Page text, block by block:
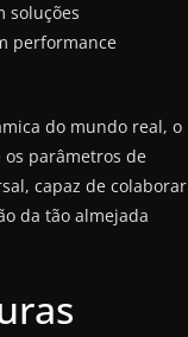
soluções
performance
do mundo real, o
parâmetros de
capaz de colaborar
da tão almejada